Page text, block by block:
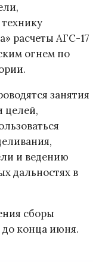
расчеты АГС-17
огнем по
занятия
целей,
и ведению
дальностях в
сборы
до конца июня.